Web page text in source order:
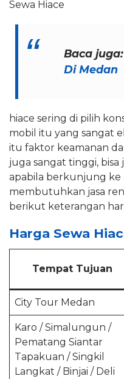
Sewa Hiace
Baca
Di Medan
hiace sering di pilih
mobil itu yang sangat
itu faktor keamanan
juga sangat tinggi,
apabila berkunjung ke
membutuhkan jasa
berikut keterangan
Harga Sewa
Tempat Tujuan
City Tour Medan
Karo / Simalungun /
Pematang Siantar
Tapakuan / Singkil
Langkat / Binjai / Deli